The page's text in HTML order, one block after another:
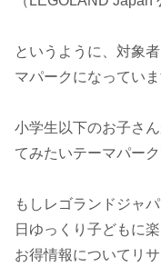
というように、対象
マパークになっていま
小学生以下のお子さ
てみたいテーマパーク
もしレゴランドジャ
日ゆっくり子どもに
お得情報についてリ